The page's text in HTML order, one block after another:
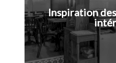
Inspiration